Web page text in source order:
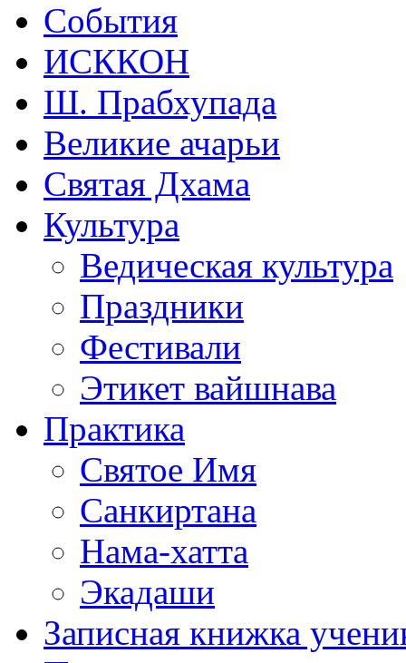
События
ИСККОН
Ш. Прабхупада
Великие ачарьи
Святая Дхама
Культура
Ведическая культура
Праздники
Фестивали
Этикет вайшнава
Практика
Святое Имя
Санкиртана
Нама-хатта
Экадаши
Записная книжка